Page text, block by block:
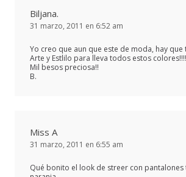
Biljana.
31 marzo, 2011 en 6:52 am
Yo creo que aun que este de moda, hay que
Arte y Estlilo para lleva todos estos colores!!!!
Mil besos preciosa!!
B.
Miss A
31 marzo, 2011 en 6:55 am
Qué bonito el look de streer con pantalones